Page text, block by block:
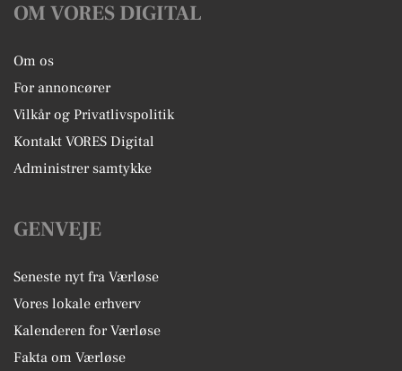
OM VORES DIGITAL
Om os
For annoncører
Vilkår og Privatlivspolitik
Kontakt VORES Digital
Administrer samtykke
GENVEJE
Seneste nyt fra Værløse
Vores lokale erhverv
Kalenderen for Værløse
Fakta om Værløse